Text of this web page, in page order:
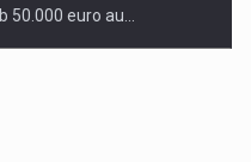
50.000 euro au…